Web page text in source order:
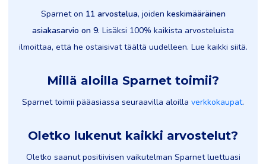
Sparnet on 11 arvostelua, joiden keskimääräinen
asiakasarvio on 9. Lisäksi 100% kaikista arvosteluista
ilmoittaa, että he ostaisivat täältä uudelleen. Lue kaikki siitä.
Millä aloilla Sparnet toimii?
Sparnet toimii pääasiassa seuraavilla aloilla verkkokaupat.
Oletko lukenut kaikki arvostelut?
Oletko saanut positiivisen vaikutelman Sparnet luettuasi